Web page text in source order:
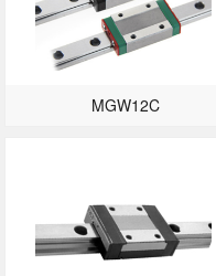
MGW12C